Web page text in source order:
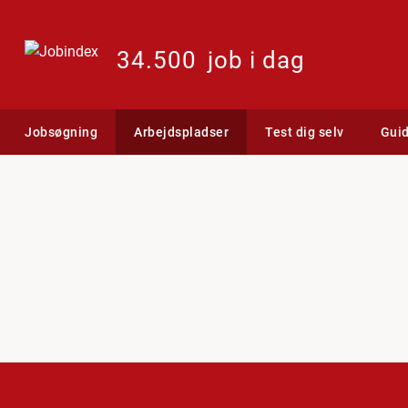
34.500 job i dag
Jobsøgning Arbejdspladser Test dig selv